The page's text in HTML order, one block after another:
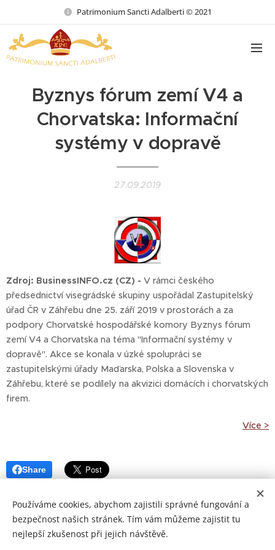
Patrimonium Sancti Adalberti © 2021
Byznys fórum zemí V4 a
Chorvatska: Informační
systémy v dopravě
27.09.2019
Zdroj: BusinessINFO.cz (CZ) - V rámci českého
předsednictví visegrádské skupiny uspořádal Zastupitelský
úřad ČR v Záhřebu dne 25. září 2019 v prostorách a za
podpory Chorvatské hospodářské komory Byznys fórum
zemí V4 a Chorvatska na téma "Informační systémy v
dopravě". Akce se konala v úzké spolupráci se
zastupitelskými úřady Maďarska, Polska a Slovenska v
Záhřebu, které se podílely na akvizici domácích i chorvatských
firem.
Více >
Share
Používáme cookies, abychom zajistili správné fungování a
bezpečnost našich stránek. Tím vám můžeme zajistit tu
nejlepší zkušenost při jejich návštěvě.